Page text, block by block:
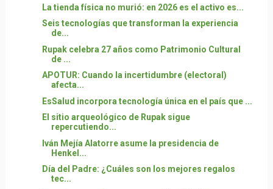
La tienda física no murió: en 2026 es el activo es...
Seis tecnologías que transforman la experiencia
de...
Rupak celebra 27 años como Patrimonio Cultural
de ...
APOTUR: Cuando la incertidumbre (electoral)
afecta...
EsSalud incorpora tecnología única en el país que ...
El sitio arqueológico de Rupak sigue
repercutiendo...
Iván Mejía Alatorre asume la presidencia de
Henkel...
Día del Padre: ¿Cuáles son los mejores regalos
tec...